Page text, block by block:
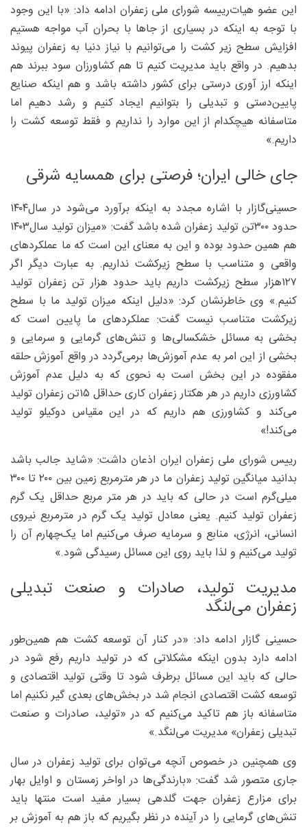
این عضو هیات‌رییسه شورای ملی زعفران ادامه داد: «با این وجود
با توجه به اینکه در بسیاری از جاها با بحران آب مواجه هستیم
افزایش سطح زیر کشت را می‌توانیم با نیاز دنیا به زعفران پیوند
بدهیم. در واقع باید مدیریت کنیم تا هم کشاورزان سود ببرند هم
اینکه ارز آوری درستی برای کشور داشته باشد و هم اینکه صنایع
پایین‌دستی و تبدیلی را بتوانیم ایجاد کنیم و رشد دهیم اما
متاسفانه هیچکدام از این موارد را نداریم و فقط توسعه کشت را
داریم.»
جای خالی ایران؛ فرصتی برای همسایه شرقی
حسینی‌گازار با اشاره مجدد به اینکه برآورد می‌شود در سال‌۱۴۰۴
حدود ۳۰۰‌تن تولید زعفران شده باشد گفت: «میزان تولید سال‌۱۴۰۳
هم همین حدود بوده و این به معنای این است که ما عملکردهای
واقعی و متناسب با سطح زیرکشت نداریم. به عبارت دیگر اگر
۱۲۷‌هزار سطح زیرکشت داریم باید حدود هزار تن زعفران تولید
کنیم.» وی خاطرنشان کرد: «دلیل اینکه میزان تولید ما با سطح
زیرکشت متناسب نیست گفت: عملکردهای ما پایین است که
بخشی به مسائل خشکسالی‌ها و تنش‌های گرمایی و سرمایی و
بخشی از این امر به عدم آموزش‌ها برمی‌گردد در واقع آموزش حلقه
مفقوده در این بخش است به نحوی که به دلیل عدم آموزش
کشاورزی داریم در هر هکتار زعفران کاری حداقل ۱۵تن زعفران تولید
می‌کند و کشاورزی هم داریم که در این مقیاس دو‌کیلو تولید
می‌کند!»
رییس شورای ملی زعفران ایران اذعان داشت: «شاید جالب باشد
بدانید میانگین تولید زعفران ما در هر مترمربع زمین بین ۲۰۰ تا ۳۰۰
میلی‌گرم است در حالی که باید در هر متر مربع حداقل یک گرم
زعفران تولید کنیم. یعنی معادل تولید یک گرم در متر‌مربع نیروی
انسانی، انرژی، منابع و سرمایه صرف می‌کنیم اما یک‌چهارم آن را
تولید می‌کنیم و لذا باید روی این مسائل رسیدگی شود.»
مدیریت تولید، صادرات و صنعت تبدیلی
زعفران می‌لنگد
حسینی گازار ادامه داد: «در کنار آن توسعه کشت هم همین‌طور
ادامه دارد بدون اینکه مشکلاتی که در تولید داریم رفع شود در
حالی که باید این مسائل برطرف شود تا وقتی تولید اقتصادی و
توسعه کشت اقتصادی انجام شد در بخش‌های بعدی گیر نکنیم اما
متاسفانه باز هم تاکید می‌کنیم که در «تولید، صادرات و صنعت
تبدیلی زعفران» مدیریت می‌لنگد.»
وی همچنین در خصوص آنچه می‌توان برای تولید زعفران در سال
جاری متصور شد گفت: «بارندگی‌ها در اواخر زمستان و اوایل بهار
برای مزارع زعفران جهت گلدهی بسیار مفید است منتها باید
تنش‌های گرمایی را در آینده در نظر بگیریم که باز هم به آموزش بر